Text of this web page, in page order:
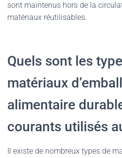
sont maintenus hors de la
matériaux réutilisables.
Quels sont les
matériaux
alimentaire
courants utilisés
Il existe de nombreux types de